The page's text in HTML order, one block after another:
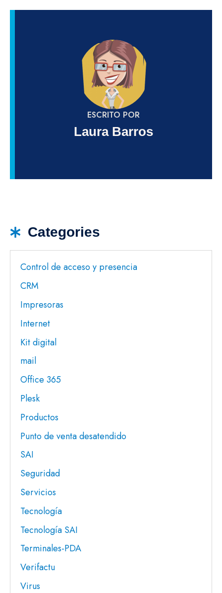
ESCRITO POR
Laura Barros
Categories
Control de acceso y presencia
CRM
Impresoras
Internet
Kit digital
mail
Office 365
Plesk
Productos
Punto de venta desatendido
SAI
Seguridad
Servicios
Tecnología
Tecnología SAI
Terminales-PDA
Verifactu
Virus